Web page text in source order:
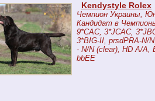
Kendystyle Rolex
Чемпион Украины,
Кандидат в
9*CAC, 3*JCAC,
3*BIG-II, prsdPRA-N/
- N/N (clear), HD A/A,
bbEE